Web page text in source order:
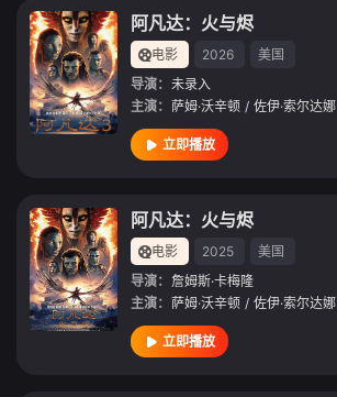
阿凡达：火与烬
电影 2026
美国
导演： 未录入
主演： 萨姆·沃辛顿 / 佐伊·索尔达娜
立即播放
阿凡达：火与烬
电影 2025
美国
导演： 詹姆斯·卡梅隆
主演： 萨姆·沃辛顿 / 佐伊·索尔达娜
立即播放